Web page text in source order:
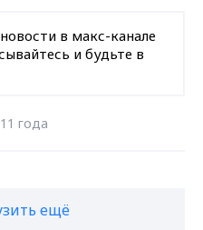
в макс-канале
и будьте в
года
ещё